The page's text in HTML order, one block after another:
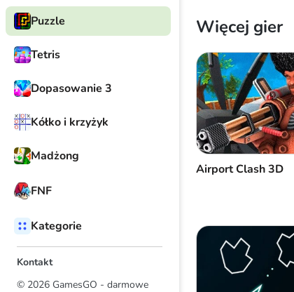
Puzzle
Tetris
Dopasowanie 3
Kółko i krzyżyk
Madżong
FNF
Kategorie
Kontakt
© 2026 GamesGO - darmowe
Więcej gier
Airport Clash 3D